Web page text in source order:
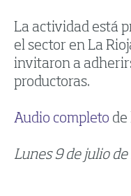
La actividad está
el sector en La
invitaron a
productoras.
Audio completo de
Lunes 9 de julio de